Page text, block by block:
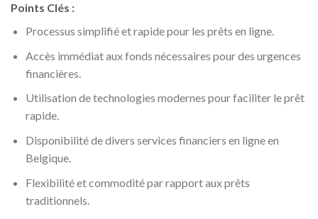
Points Clés :
Processus simplifié et rapide pour les prêts en ligne.
Accès immédiat aux fonds nécessaires pour des urgences
financières.
Utilisation de technologies modernes pour faciliter le prêt
rapide.
Disponibilité de divers services financiers en ligne en
Belgique.
Flexibilité et commodité par rapport aux prêts
traditionnels.